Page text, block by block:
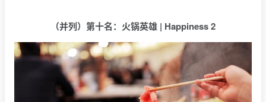
（并列）第十名：火锅英雄 | Happiness 2